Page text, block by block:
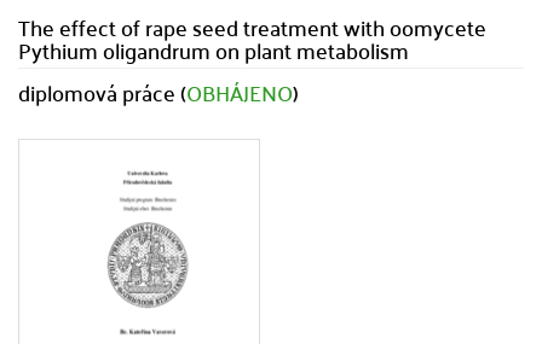
The effect of rape seed treatment with oomycete
Pythium oligandrum on plant metabolism
diplomová práce (OBHÁJENO)